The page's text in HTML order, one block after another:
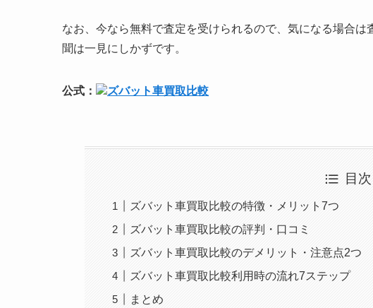
なお、今なら無料で査定を受けられるので、気になる場合
聞は一見にしかずです。
公式： ズバット車買取比較
目次
ズバット車買取比較の特徴・メリット7つ
ズバット車買取比較の評判・口コミ
ズバット車買取比較のデメリット・注意点2つ
ズバット車買取比較利用時の流れ7ステップ
まとめ